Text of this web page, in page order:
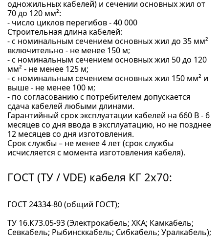
одножильных кабелей) и сечении основных жил от
70 до 120 мм²:
- число циклов перегибов - 40 000
Строительная длина кабелей:
- с номинальным сечением основных жил до 35 мм²
включительно - не менее 150 м;
- с номинальным сечением основных жил 50 до 120
мм² - не менее 125 м;
- с номинальным сечением основных жил 150 мм² и
выше - не менее 100 м;
- по согласованию с потребителем допускается
сдача кабелей любыми длинами.
Гарантийный срок эксплуатации кабелей на 660 В - 6
месяцев со дня ввода в эксплуатацию, но не позднее
12 месяцев со дня изготовления.
Срок службы – не менее 4 лет (срок службы
исчисляется с момента изготовления кабеля).
ГОСТ (ТУ / VDE) кабеля КГ 2x70:
ГОСТ 24334-80 (общий ГОСТ);
ТУ 16.К73.05-93 (Электрокабель; ХКА; Камкабель;
Севкабель; Рыбинсккабель; Сибкабель; Уралкабель);